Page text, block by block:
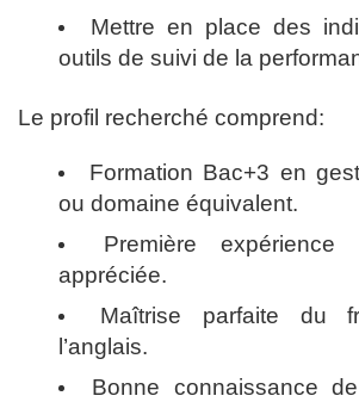
Mettre en place des
outils de suivi de la
Le profil recherché comprend:
Formation Bac+3 en
ou domaine équivalent.
Première expérience
appréciée.
Maîtrise parfaite du
l’anglais.
Bonne connaissance